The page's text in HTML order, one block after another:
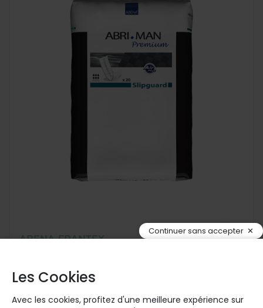
ABENA-FRANTEX
Premium
Continuer sans accepter
Les Cookies
Avec les cookies, profitez d'une meilleure expérience sur